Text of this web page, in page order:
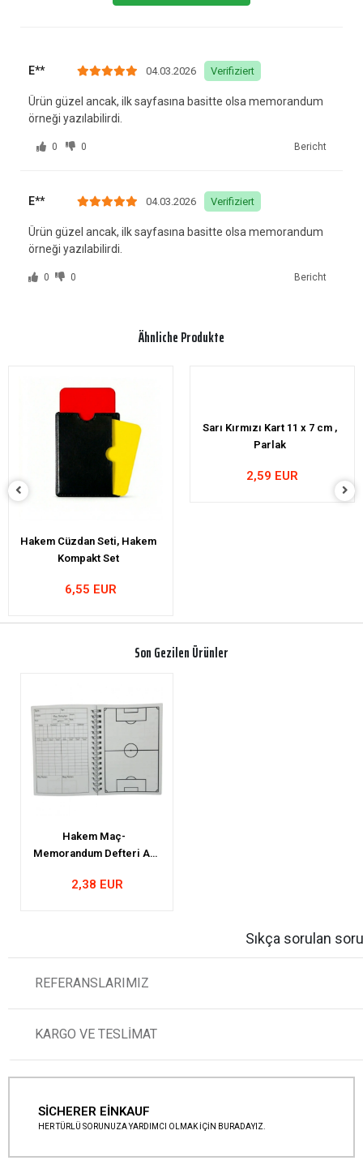
E** 04.03.2026 Verifiziert
Ürün güzel ancak, ilk sayfasına basitte olsa memorandum
örneği yazılabilirdi.
0 0 Bericht
E** 04.03.2026 Verifiziert
Ürün güzel ancak, ilk sayfasına basitte olsa memorandum
örneği yazılabilirdi.
0 0 Bericht
Ähnliche Produkte
Sarı Kırmızı Kart 11 x 7 cm ,
Son Gezilen Ürünler
Hakem Maç-
Memorandum Defteri A6
2,38 EUR
Sıkça sorulan
REFERANSLARIMIZ
KARGO VE TESLİMAT
SİCHERER EİNKAUF
HER TÜRLÜ SORUNUZA YARDIMCI OLMAK İÇİN BURADAYIZ.